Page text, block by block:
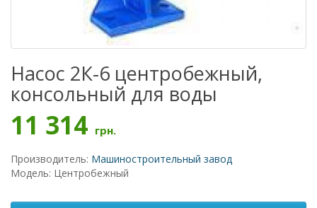
Насос 2К-6 центробежный,
консольный для воды
11 314 грн.
Производитель: Машиностроительный завод
Модель: Центробежный